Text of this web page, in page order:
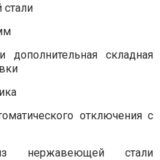
складная
отключения с
нержавеющей стали